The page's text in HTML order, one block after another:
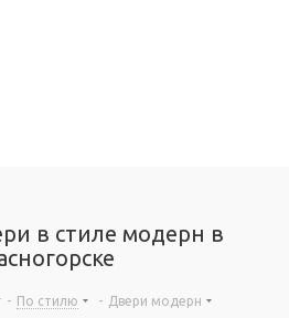
в стиле модерн в
- По стилю - Двери модерн